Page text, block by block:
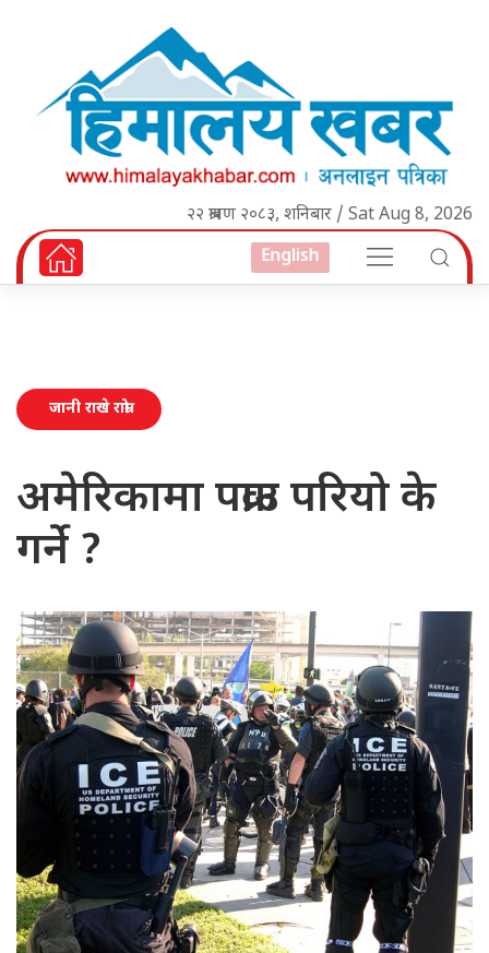
२२ श्रावण २०८३, शनिबार / Sat Aug 8, 2026
English
जानी राखे राम्रो
अमेरिकामा पक्राउ परियो के
गर्ने ?